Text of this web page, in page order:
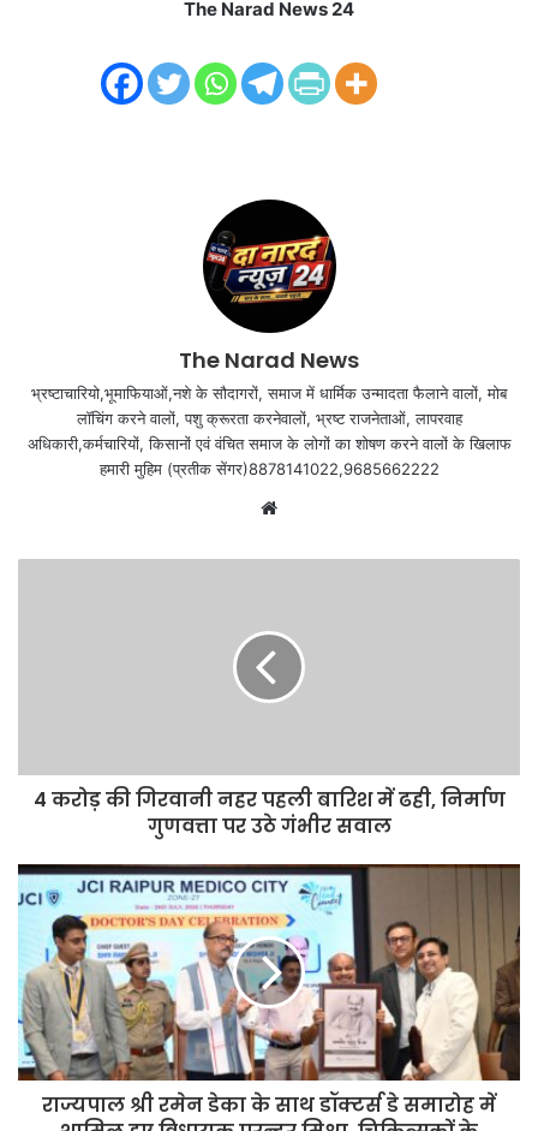
The Narad News 24
The Narad News
भ्रष्टाचारियो,भूमाफियाओं,नशे के सौदागरों, समाज में धार्मिक उन्मादता फैलाने वालों, मोब
लॉचिंग करने वालों, पशु क्रूरता करनेवालों, भ्रष्ट राजनेताओं, लापरवाह
अधिकारी,कर्मचारियों, किसानों एवं वंचित समाज के लोगों का शोषण करने वालों के खिलाफ
हमारी मुहिम (प्रतीक सेंगर)8878141022,9685662222
Website
4 करोड़ की गिरवानी नहर पहली बारिश में ढही, निर्माण
गुणवत्ता पर उठे गंभीर सवाल
राज्यपाल श्री रमेन डेका के साथ डॉक्टर्स डे समारोह में